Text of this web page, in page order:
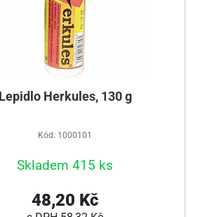
Lepidlo Herkules, 130 g
Kód: 1000101
Skladem 415 ks
48,20 Kč